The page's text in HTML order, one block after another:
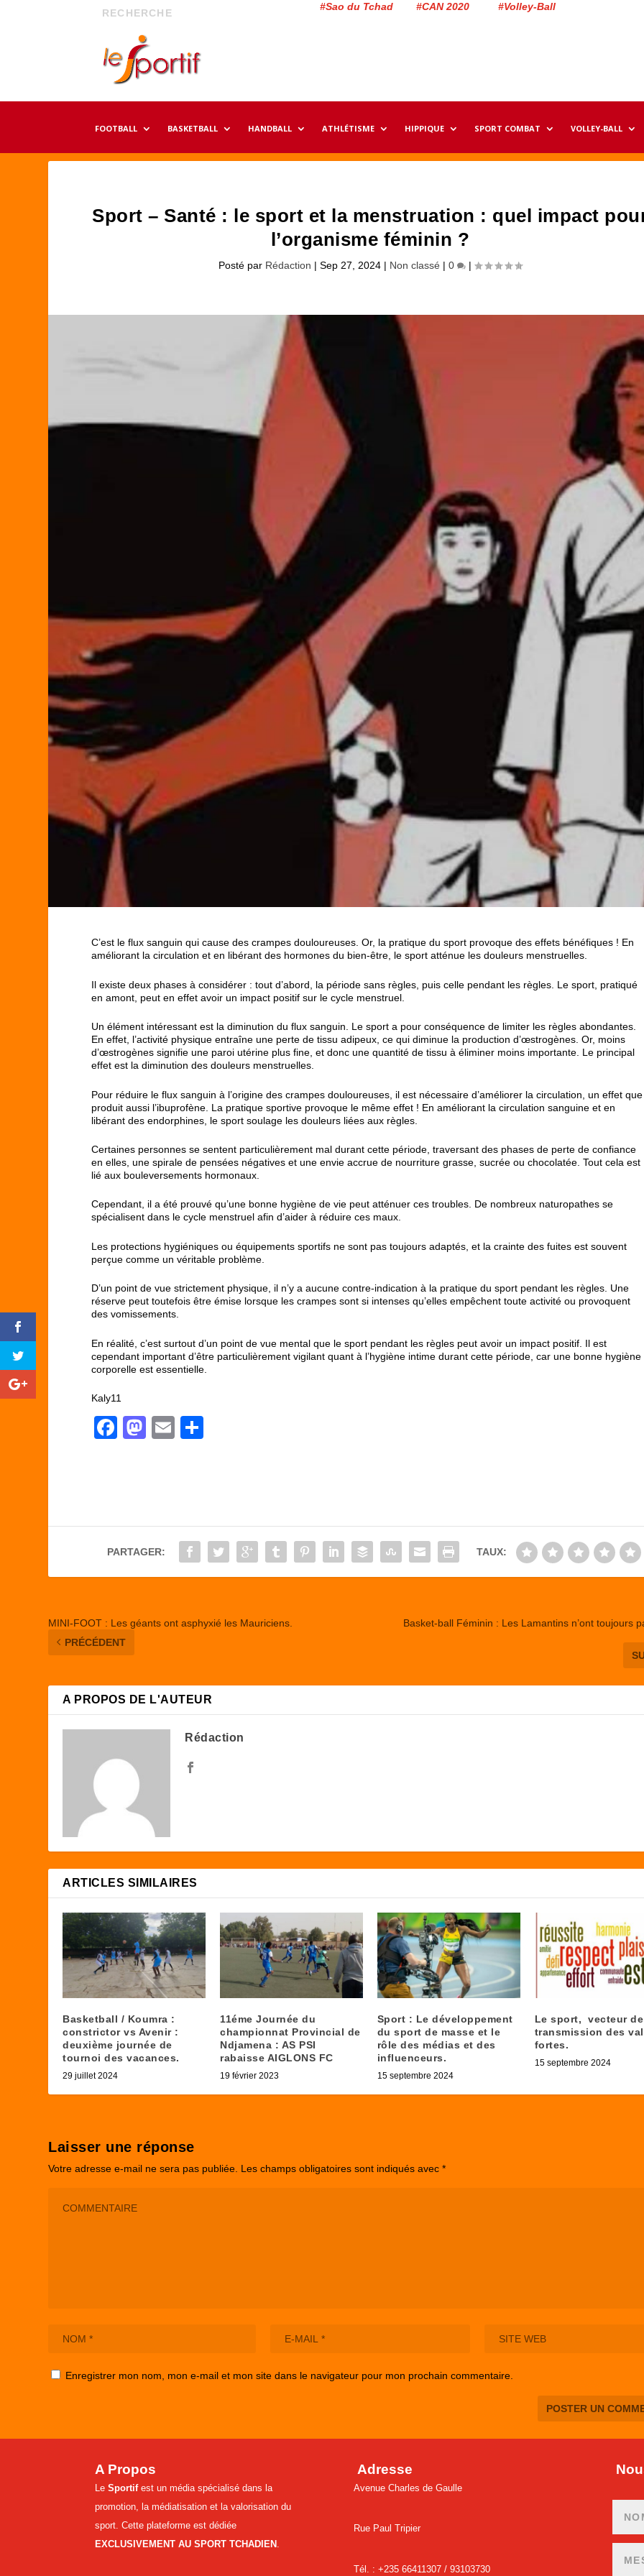
#Sao du Tchad #CAN 2020 #Volley-Ball
FOOTBALL BASKETBALL HANDBALL ATHLÉTISME HIPPIQUE SPORT COMBAT VOLLEY-BALL
Sport – Santé : le sport et la menstruation : quel impact
l’organisme féminin ?
Posté par Rédaction | Sep 27, 2024| Non classé | 0 |
C’est le flux sanguin qui cause des crampes douloureuses. Or, la pratique du sport provoque des effets bénéfiques ! En
améliorant la circulation et en libérant des hormones du bien-être, le sport atténue les douleurs menstruelles.
Il existe deux phases à considérer : tout d’abord, la période sans règles, puis celle pendant les règles. Le sport, pratiqué
en amont, peut en effet avoir un impact positif sur le cycle menstruel.
Un élément intéressant est la diminution du flux sanguin. Le sport a pour conséquence de limiter les règles abondantes.
En effet, l’activité physique entraîne une perte de tissu adipeux, ce qui diminue la production d’œstrogènes. Or, moins
d’œstrogènes signifie une paroi utérine plus fine, et donc une quantité de tissu à éliminer moins importante. Le principal
effet est la diminution des douleurs menstruelles.
Pour réduire le flux sanguin à l’origine des crampes douloureuses, il est nécessaire d’améliorer la circulation, un effet que
produit aussi l’ibuprofène. La pratique sportive provoque le même effet ! En améliorant la circulation sanguine et en
libérant des endorphines, le sport soulage les douleurs liées aux règles.
Certaines personnes se sentent particulièrement mal durant cette période, traversant des phases de perte de confiance
en elles, une spirale de pensées négatives et une envie accrue de nourriture grasse, sucrée ou chocolatée. Tout cela est
lié aux bouleversements hormonaux.
Cependant, il a été prouvé qu’une bonne hygiène de vie peut atténuer ces troubles. De nombreux naturopathes se
spécialisent dans le cycle menstruel afin d’aider à réduire ces maux.
Les protections hygiéniques ou équipements sportifs ne sont pas toujours adaptés, et la crainte des fuites est souvent
perçue comme un véritable problème.
D’un point de vue strictement physique, il n’y a aucune contre-indication à la pratique du sport pendant les règles. Une
réserve peut toutefois être émise lorsque les crampes sont si intenses qu’elles empêchent toute activité ou provoquent
des vomissements.
En réalité, c’est surtout d’un point de vue mental que le sport pendant les règles peut avoir un impact positif. Il est
cependant important d’être particulièrement vigilant quant à l’hygiène intime durant cette période, car une bonne hygiène
corporelle est essentielle.
Kaly11
F
b
o
M
d
o
E
er
PARTAGER: TAUX:
MINI-FOOT : Les géants ont asphyxié les Mauriciens.
PRÉCÉDENT
Basket-ball Féminin : Les Lamantins n’ont toujours
A PROPOS DE L'AUTEUR
Rédaction
ARTICLES SIMILAIRES
Basketball / Koumra :
constrictor vs Avenir :
deuxième journée de
tournoi des vacances.
29 juillet 2024
11éme Journée du
championnat Provincial de
Ndjamena : AS PSI
rabaisse AIGLONS FC
19 février 2023
Sport : Le développement
du sport de masse et le
rôle des médias et des
influenceurs.
15 septembre 2024
Le sport, vecteur de
transmission des
fortes.
15 septembre 2024
Laisser une réponse
Votre adresse e-mail ne sera pas publiée. Les champs obligatoires sont indiqués avec*
Enregistrer mon nom, mon e-mail et mon site dans le navigateur pour mon prochain commentaire.
A Propos
Le Sportifest un média spécialisé dans la
promotion, la médiatisation et la valorisation du
sport. Cette plateforme est dédiée
EXCLUSIVEMENT AU SPORT TCHADIEN .
Adresse
Avenue Charles de Gaulle
Rue Paul Tripier
Tél. : +235 66411307 / 93103730